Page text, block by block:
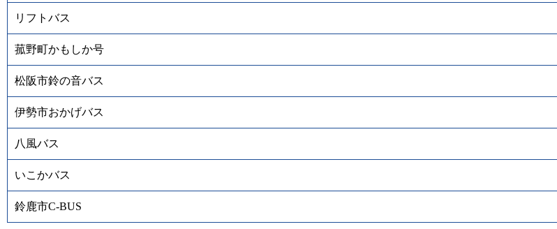
リフトバス
菰野町かもしか号
松阪市鈴の音バス
伊勢市おかげバス
八風バス
いこかバス
鈴鹿市C-BUS